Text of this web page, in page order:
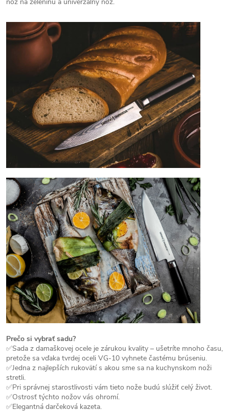
nôž na zeleninu a univerzálny nôž.
Prečo si vybrať sadu?
✅Sada z damaškovej ocele je zárukou kvality – ušetríte mnoho času,
pretože sa vďaka tvrdej oceli VG-10 vyhnete častému brúseniu.
✅Jedna z najlepších rukovätí s akou sme sa na kuchynskom noži
stretli.
✅Pri správnej starostlivosti vám tieto nože budú slúžiť celý život.
✅Ostrosť týchto nožov vás ohromí.
✅Elegantná darčeková kazeta.